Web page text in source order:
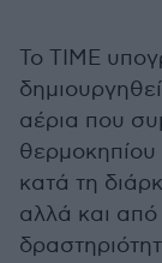
Το TIME
αέρια που
κατά τη
αλλά και